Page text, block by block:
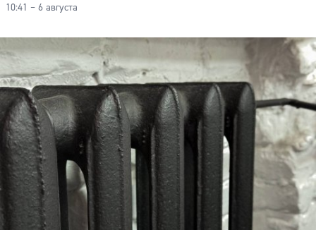
10:41 – 6 августа